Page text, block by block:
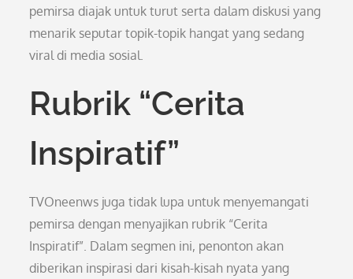
pemirsa diajak untuk turut serta dalam diskusi yang
menarik seputar topik-topik hangat yang sedang
viral di media sosial.
Rubrik “Cerita
Inspiratif”
TVOneenws juga tidak lupa untuk menyemangati
pemirsa dengan menyajikan rubrik “Cerita
Inspiratif”. Dalam segmen ini, penonton akan
diberikan inspirasi dari kisah-kisah nyata yang